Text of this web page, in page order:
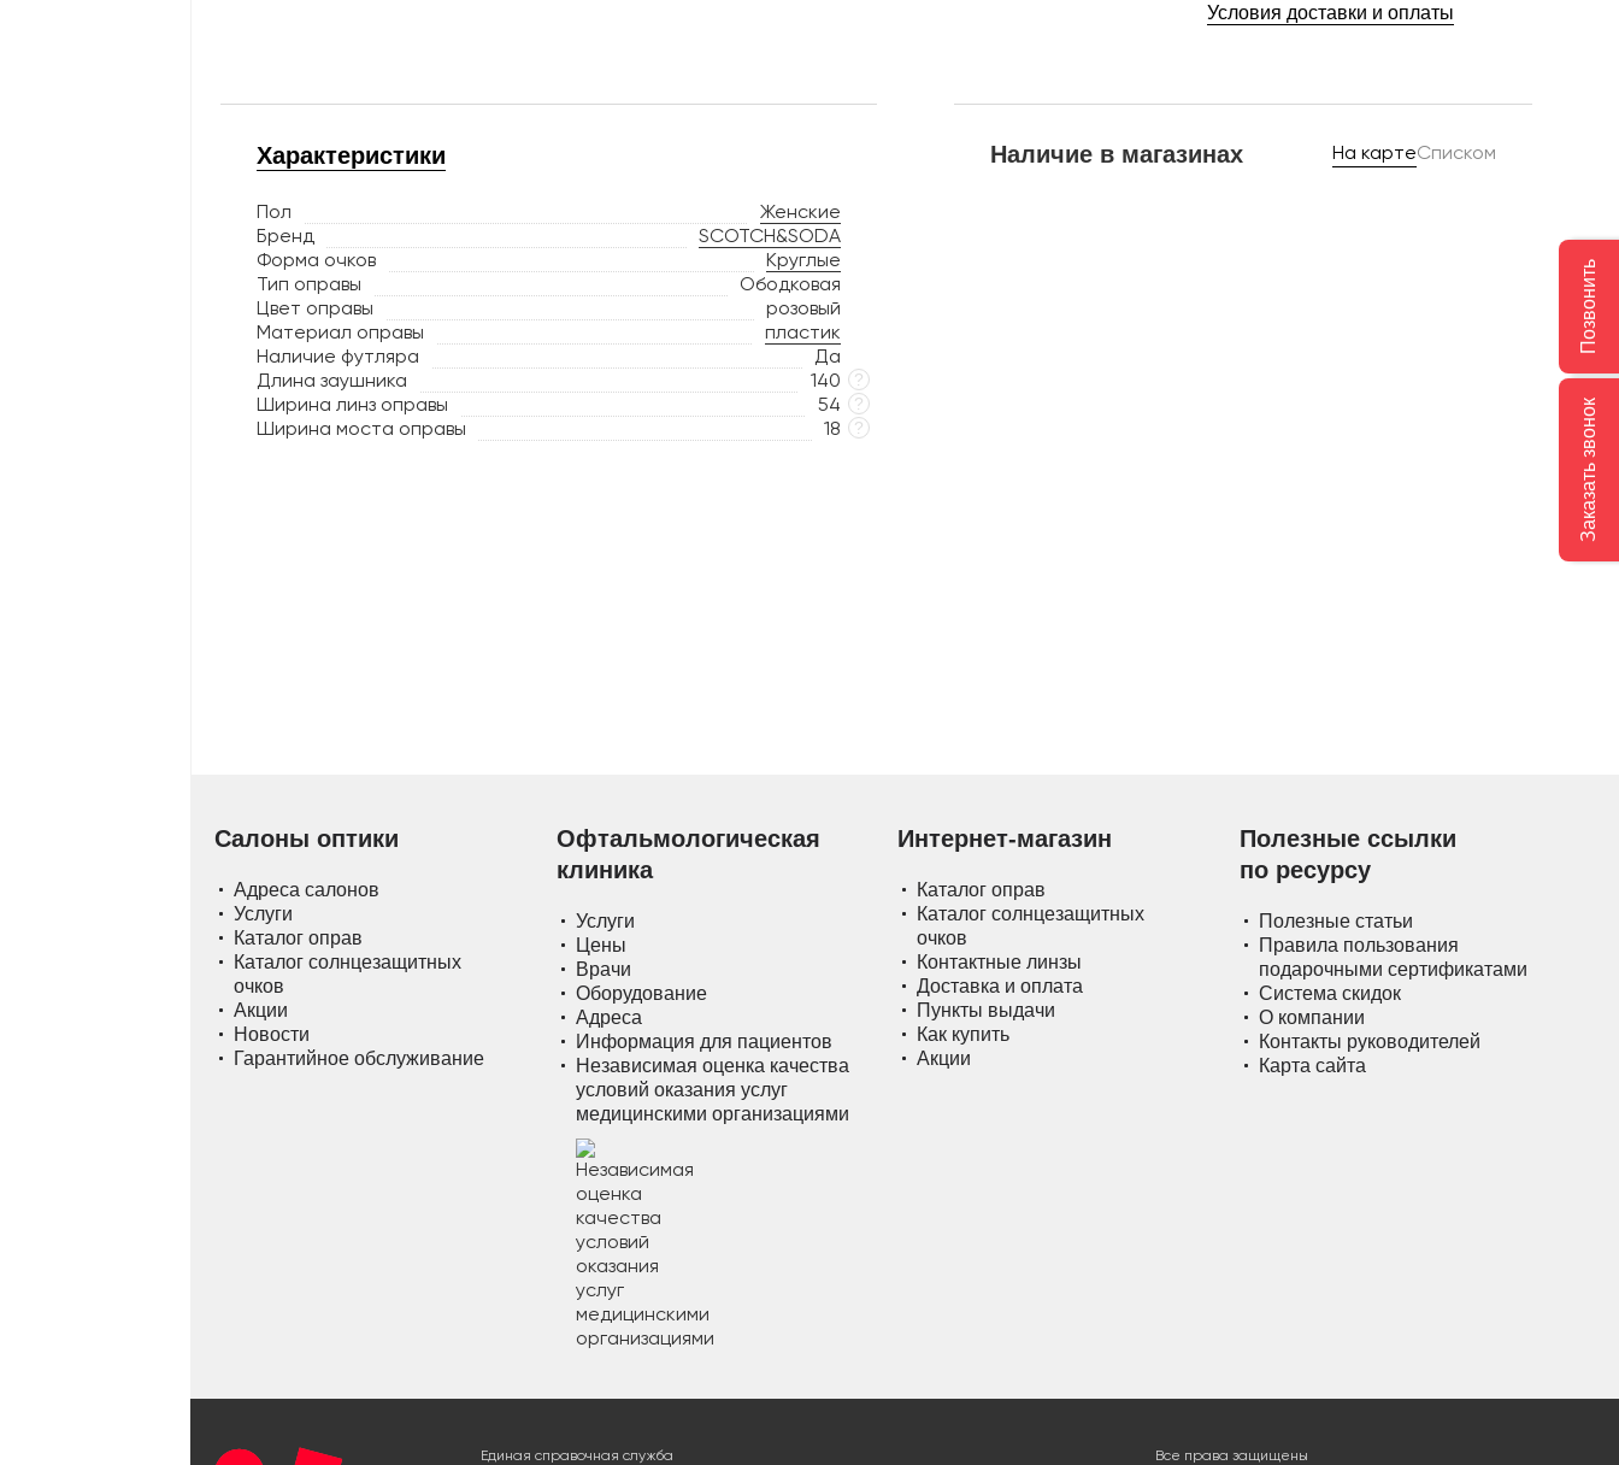
Условия доставки и оплаты
Характеристики
Пол
Женские
Бренд
SCOTCH&SODA
Форма очков
Круглые
Тип оправы
Ободковая
Цвет оправы
розовый
Материал оправы
пластик
Наличие футляра
Да
Длина заушника
140 ?
Ширина линз оправы 54 ?
Ширина моста оправы 18 ?
Наличие в магазинах На картеСписком
Салоны оптики
Адреса салонов
Услуги
Каталог оправ
Каталог солнцезащитных
очков
Акции
Новости
Гарантийное обслуживание
Офтальмологическая
клиника
Услуги
Цены
Врачи
Оборудование
Адреса
Информация для пациентов
Независимая оценка качества
условий оказания услуг
медицинскими организациями
Интернет-магазин
Каталог оправ
Каталог солнцезащитных
очков
Контактные линзы
Доставка и оплата
Пункты выдачи
Как купить
Акции
Полезные ссылки
по ресурсу
Полезные статьи
Правила пользования
подарочными сертификатами
Система скидок
О компании
Контакты руководителей
Карта сайта
Единая справочная служба Все права защищены
Заказать звонок
Позвонить